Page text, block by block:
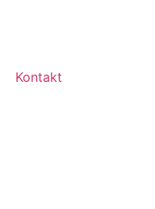
Kontakt